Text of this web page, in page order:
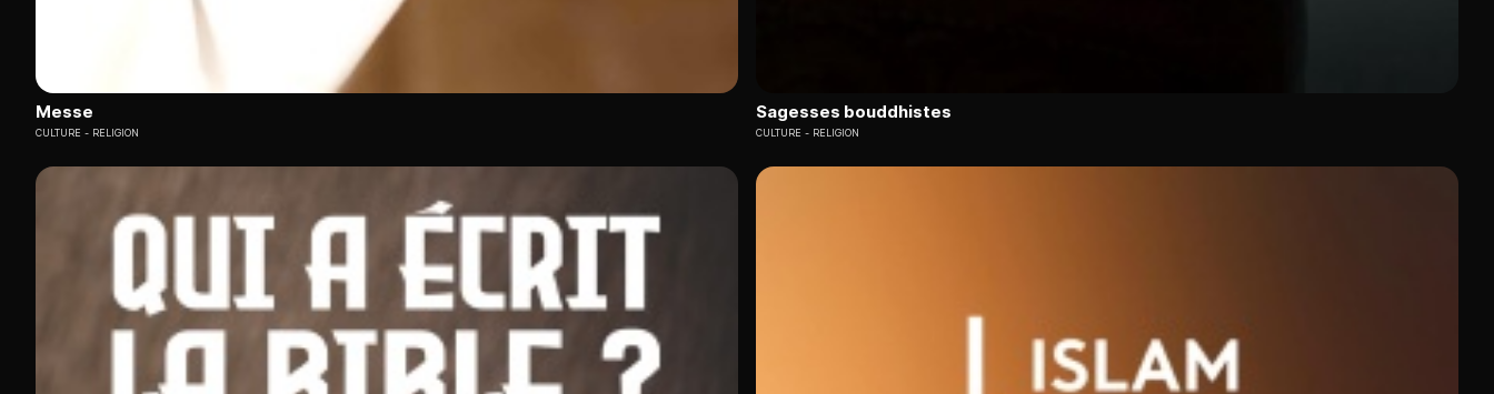
Messe
CULTURE RELIGION
Sagesses bouddhistes
CULTURE RELIGION